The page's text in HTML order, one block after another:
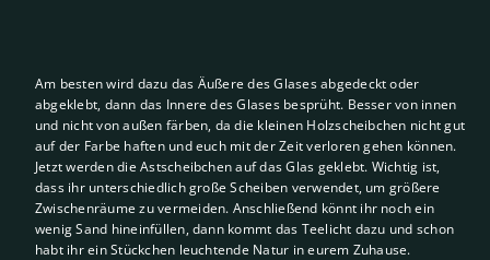
Am besten wird dazu das Äußere des Glases abgedeckt oder
abgeklebt, dann das Innere des Glases besprüht. Besser von innen
und nicht von außen färben, da die kleinen Holzscheibchen nicht gut
auf der Farbe haften und euch mit der Zeit verloren gehen können.
Jetzt werden die Astscheibchen auf das Glas geklebt. Wichtig ist,
dass ihr unterschiedlich große Scheiben verwendet, um größere
Zwischenräume zu vermeiden. Anschließend könnt ihr noch ein
wenig Sand hineinfüllen, dann kommt das Teelicht dazu und schon
habt ihr ein Stückchen leuchtende Natur in eurem Zuhause.